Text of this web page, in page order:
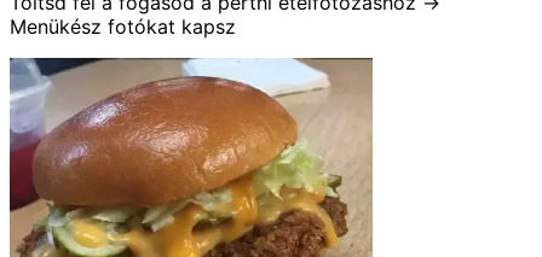
Menükész fotókat kapsz